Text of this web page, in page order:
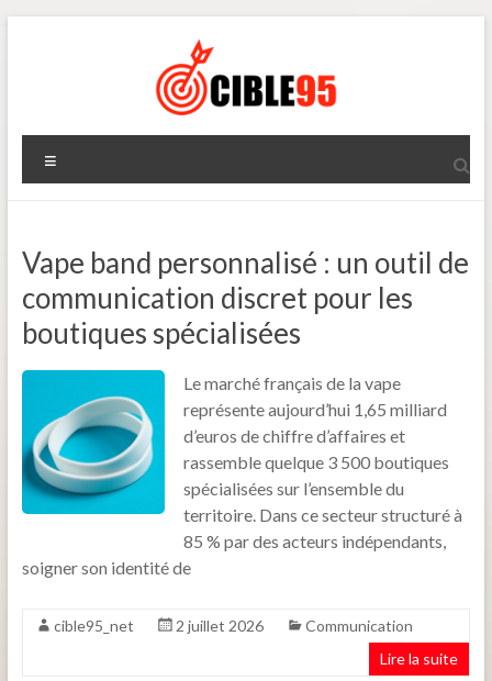
Cible95
Vape band personnalisé : un outil de
communication discret pour les
boutiques spécialisées
Le marché français de la vape
représente aujourd’hui 1,65 milliard
d’euros de chiffre d’affaires et
rassemble quelque 3 500 boutiques
spécialisées sur l’ensemble du
territoire. Dans ce secteur structuré à
85 % par des acteurs indépendants,
soigner son identité de
cible95_net 2 juillet 2026
Communication
Lire la suite